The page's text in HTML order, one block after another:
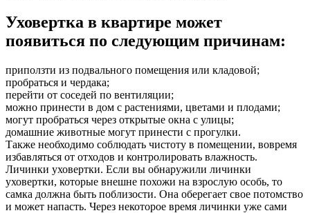
Уховертка в квартире может
появиться по следующим причинам:
приползти из подвального помещения или кладовой;
пробраться и чердака;
перейти от соседей по вентиляции;
можно принести в дом с растениями, цветами и плодами;
могут пробраться через открытые окна с улицы;
домашние животные могут принести с прогулки.
Также необходимо соблюдать чистоту в помещении, вовремя
избавляться от отходов и контролировать влажность.
Личинки уховертки. Если вы обнаружили личинки
уховертки, которые внешне похожи на взрослую особь, то
самка должна быть поблизости. Она оберегает свое потомство
и может напасть. Через некоторое время личинки уже сами